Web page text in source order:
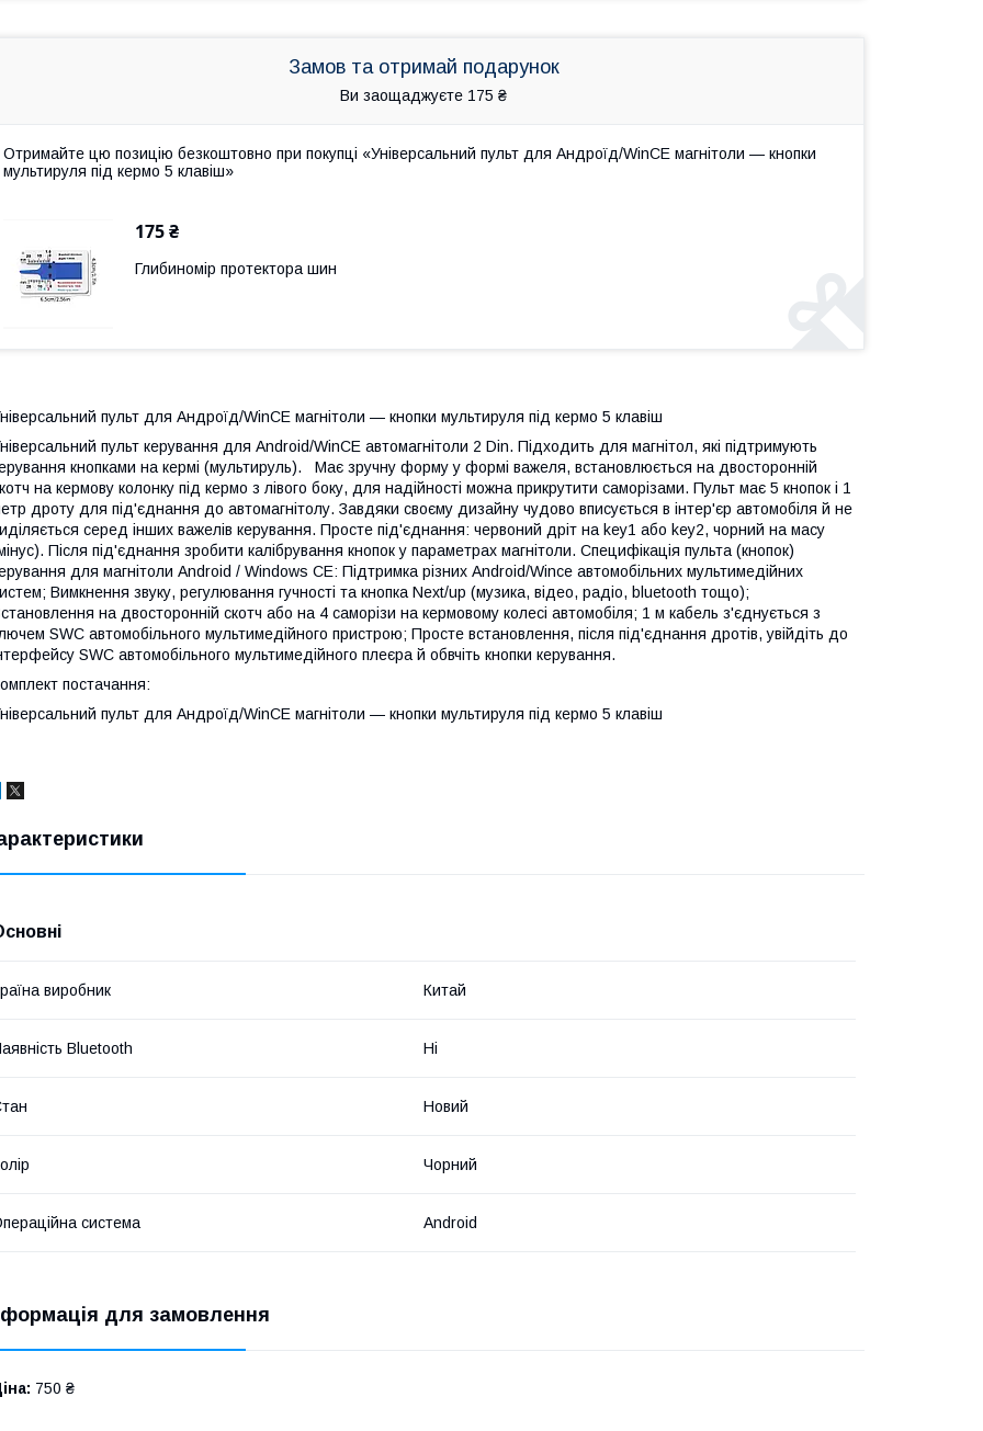
Замов та отримай подарунок
Ви заощаджуєте 175 ₴
Отримайте цю позицію безкоштовно при покупці «Універсальний пульт для Андроїд/WinCE магнітоли — кнопки
мультируля під кермо 5 клавіш»
175 ₴
Глибиномір протектора шин
пульт для Андроїд/WinCE магнітоли — кнопки мультируля під кермо 5 клавіш
пульт керування для Android/WinCE автомагнітоли 2 Din. Підходить для магнітол, які підтримують
кнопками на кермі (мультируль). Має зручну форму у формі важеля, встановлюється на двосторонній
на кермову колонку під кермо з лівого боку, для надійності можна прикрутити саморізами. Пульт має 5 кнопок і 1
дроту для під'єднання до автомагнітолу. Завдяки своєму дизайну чудово вписується в інтер'єр автомобіля й не
серед інших важелів керування. Просте під'єднання: червоний дріт на key1 або key2, чорний на масу
Після під'єднання зробити калібрування кнопок у параметрах магнітоли. Специфікація пульта (кнопок)
для магнітоли Android / Windows CE: Підтримка різних Android/Wince автомобільних мультимедійних
Вимкнення звуку, регулювання гучності та кнопка Next/up (музика, відео, радіо, bluetooth тощо);
на двосторонній скотч або на 4 саморізи на кермовому колесі автомобіля; 1 м кабель з'єднується з
SWC автомобільного мультимедійного пристрою; Просте встановлення, після під'єднання дротів, увійдіть до
SWC автомобільного мультимедійного плеєра й обвчіть кнопки керування.
постачання:
пульт для Андроїд/WinCE магнітоли — кнопки мультируля під кермо 5 клавіш
виробник Китай
Bluetooth Ні
Новий
Чорний
система Android
для замовлення
750 ₴